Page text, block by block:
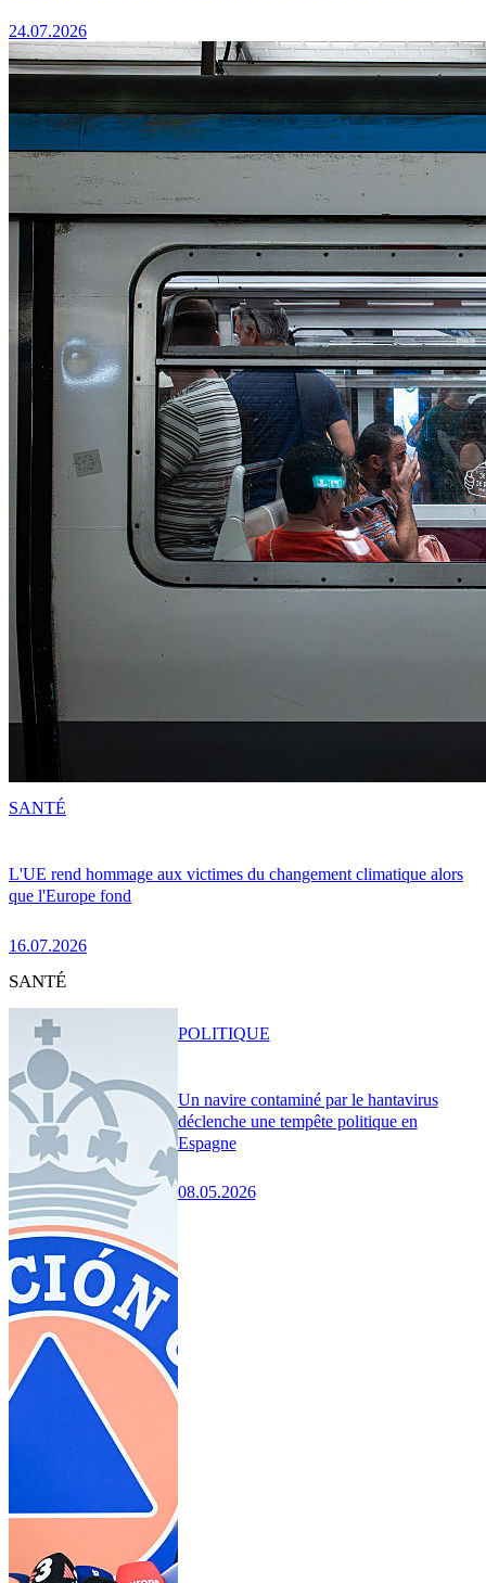
24.07.2026
L'UE rend hommage aux victimes du changement climatique alors
que l'Europe fond
16.07.2026
SANTÉ
SANTÉ
Un navire contaminé par le hantavirus
déclenche une tempête politique en
Espagne
08.05.2026
POLITIQUE